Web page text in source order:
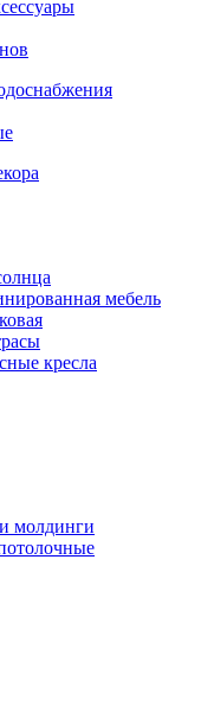
мебель
кресла
молдинги